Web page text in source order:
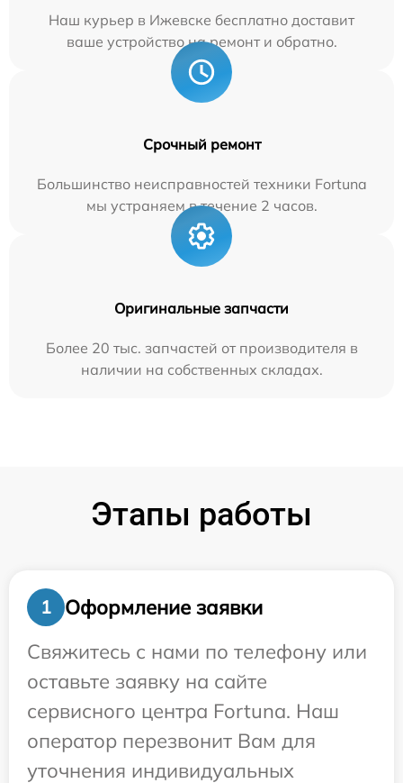
Наш курьер в Ижевске бесплатно доставит
ваше устройство на ремонт и обратно.
Срочный ремонт
Большинство неисправностей техники Fortuna
мы устраняем в течение 2 часов.
Оригинальные запчасти
Более 20 тыс. запчастей от производителя в
наличии на собственных складах.
Этапы работы
1
Оформление заявки
Свяжитесь с нами по телефону или
оставьте заявку на сайте
сервисного центра Fortuna. Наш
оператор перезвонит Вам для
уточнения индивидуальных